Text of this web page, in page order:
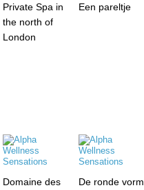
Private Spa in
the north of
London
Een pareltje
Domaine des
De ronde vorm